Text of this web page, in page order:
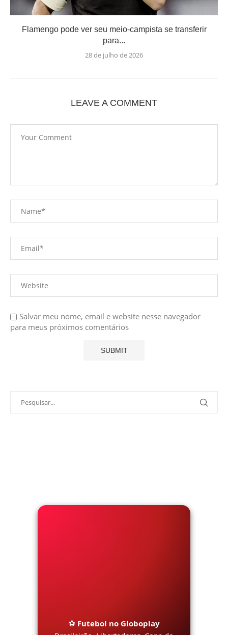
Flamengo pode ver seu meio-campista se transferir
para...
28 de julho de 2026
LEAVE A COMMENT
Salvar meu nome, email e website nesse navegador
para meus próximos comentários
⚽ Futebol no Globoplay